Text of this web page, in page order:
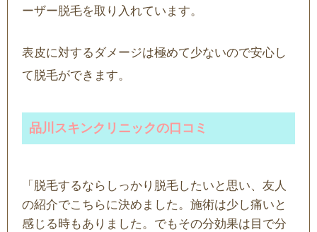
ーザー脱毛を取り入れています。
表皮に対するダメージは極めて少ないので安心し
て脱毛ができます。
品川スキンクリニックの口コミ
「脱毛するならしっかり脱毛したいと思い、友人
の紹介でこちらに決めました。施術は少し痛いと
感じる時もありました。でもその分効果は目で分